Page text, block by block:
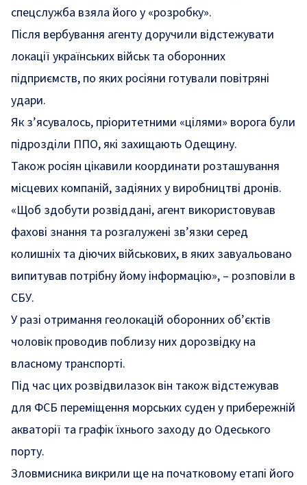
спецслужба взяла його у «розробку».
Після вербування агенту доручили відстежувати
локації українських військ та оборонних
підприємств, по яких росіяни готували повітряні
удари.
Як з’ясувалось, пріоритетними «цілями» ворога були
підрозділи ППО, які захищають Одещину.
Також росіян цікавили координати розташування
місцевих компаній, задіяних у виробництві дронів.
«Щоб здобути розвіддані, агент використовував
фахові знання та розгалужені зв’язки серед
колишніх та діючих військових, в яких завуальовано
випитував потрібну йому інформацію», – розповіли в
СБУ.
У разі отримання геолокацій оборонних об’єктів
чоловік проводив поблизу них дорозвідку на
власному транспорті.
Під час цих розвідвилазок він також відстежував
для ФСБ переміщення морських суден у прибережній
акваторії та графік їхнього заходу до Одеського
порту.
Зловмисника викрили ще на початковому етапі його